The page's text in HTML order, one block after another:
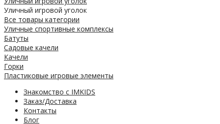
Уличный игровой уголок
Все товары категории
Уличные спортивные комплексы
Батуты
Садовые качели
Качели
Горки
Пластиковые игровые элементы
Знакомство с IMKIDS
Заказ/Доставка
Контакты
Блог